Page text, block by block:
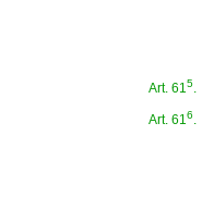
Art. 615.
Art. 616.